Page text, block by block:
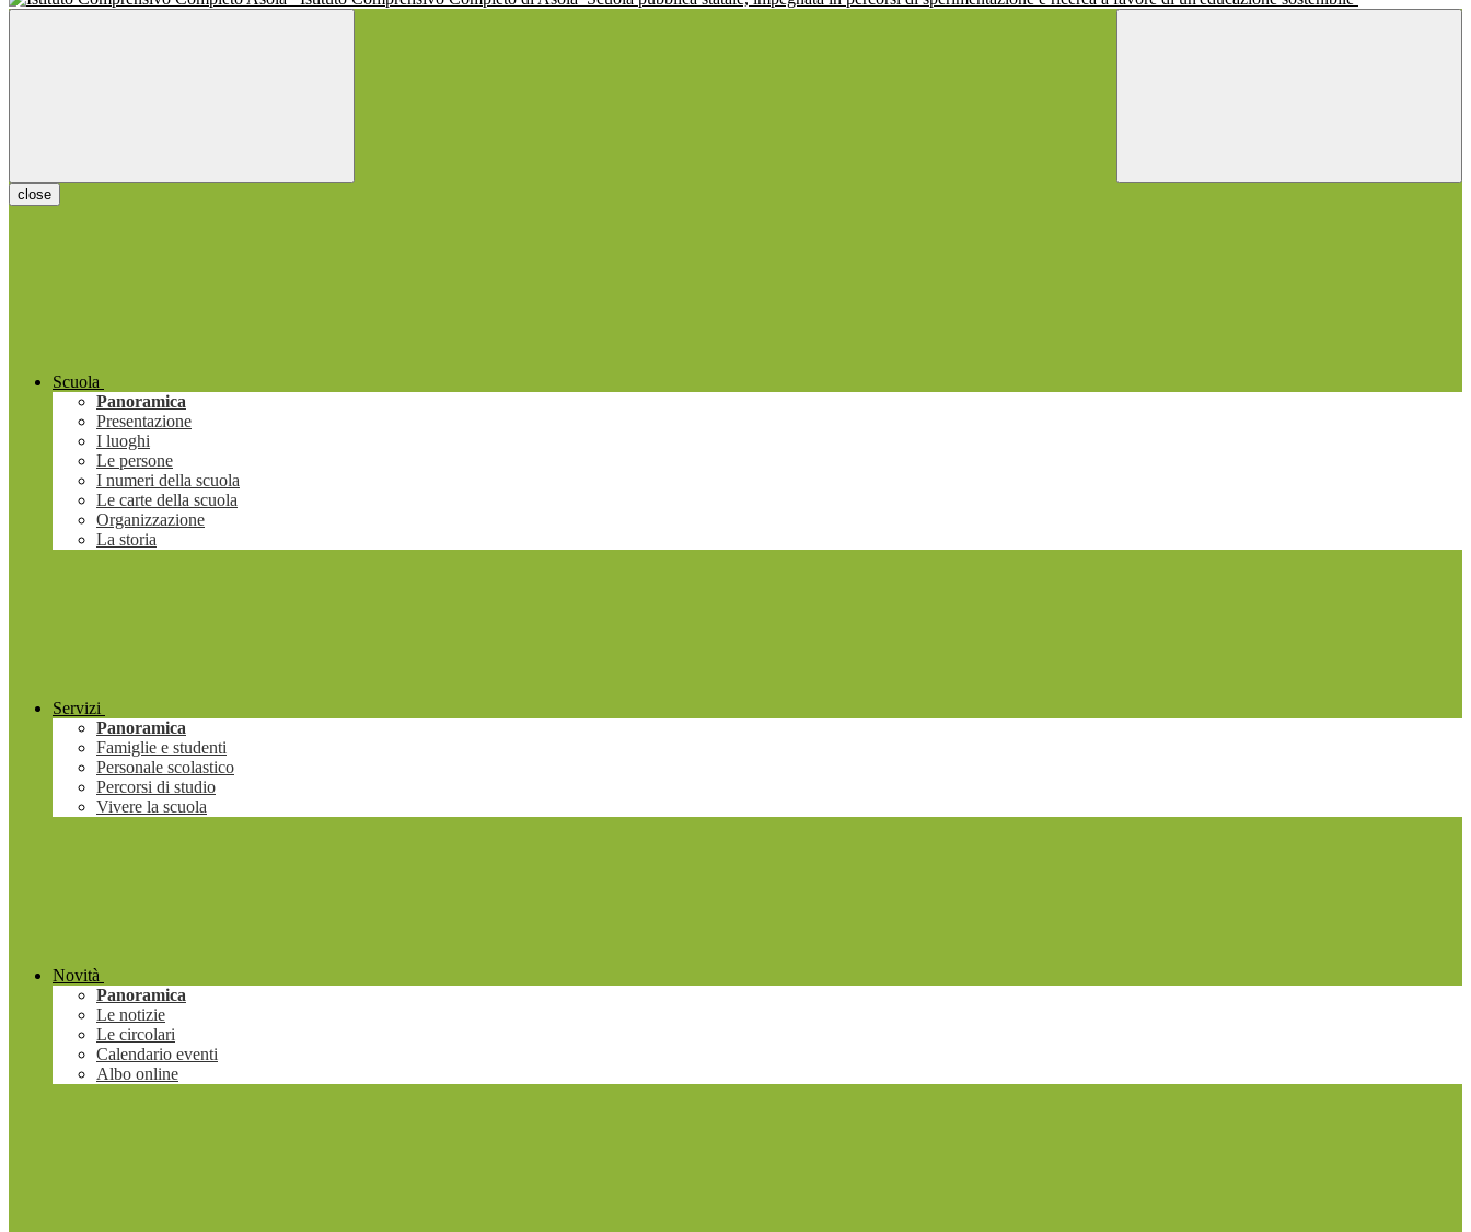
close
Scuola
Panoramica
Presentazione
I luoghi
Le persone
I numeri della scuola
Le carte della scuola
Organizzazione
La storia
Servizi
Panoramica
Famiglie e studenti
Personale scolastico
Percorsi di studio
Vivere la scuola
Novità
Panoramica
Le notizie
Le circolari
Calendario eventi
Albo online